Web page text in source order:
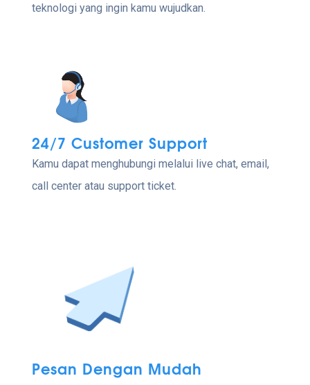
teknologi yang ingin kamu wujudkan.
24/7 Customer Support
Kamu dapat menghubungi melalui live chat, email,
call center atau support ticket.
Pesan Dengan Mudah